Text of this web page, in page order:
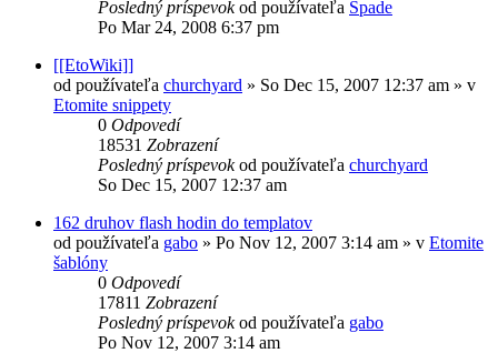
Posledný príspevokod používateľa Spade
Po Mar 24, 2008 6:37 pm
[[EtoWiki]]
od používateľa churchyard » So Dec 15, 2007 12:37 am » v
Etomite snippety
0 Odpovedí
18531 Zobrazení
Posledný príspevokod používateľa churchyard
So Dec 15, 2007 12:37 am
162 druhov flash hodin do templatov
od používateľa gabo » Po Nov 12, 2007 3:14 am » v Etomite
šablóny
0 Odpovedí
17811 Zobrazení
Posledný príspevokod používateľa gabo
Po Nov 12, 2007 3:14 am